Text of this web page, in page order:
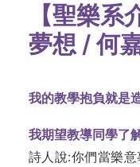
【聖樂
夢想 / 何
我的教學抱負就是
我期望教導同學了
詩人說:你們當樂